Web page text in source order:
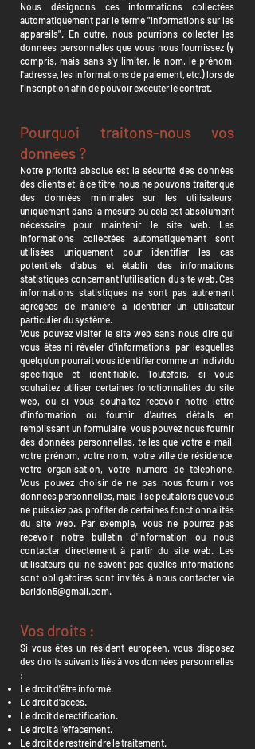
Nous désignons ces informations collectées
automatiquement par le terme "informations sur les
appareils". En outre, nous pourrions collecter les
données personnelles que vous nous fournissez (y
compris, mais sans s'y limiter, le nom, le prénom,
l'adresse, les informations de paiement, etc.) lors de
l'inscription afin de pouvoir exécuter le contrat.
Pourquoi traitons-nous vos
données ?
Notre priorité absolue est la sécurité des données
des clients et, à ce titre, nous ne pouvons traiter que
des données minimales sur les utilisateurs,
uniquement dans la mesure où cela est absolument
nécessaire pour maintenir le site web. Les
informations collectées automatiquement sont
utilisées uniquement pour identifier les cas
potentiels d'abus et établir des informations
statistiques concernant l'utilisation du site web. Ces
informations statistiques ne sont pas autrement
agrégées de manière à identifier un utilisateur
particulier du système.
Vous pouvez visiter le site web sans nous dire qui
vous êtes ni révéler d'informations, par lesquelles
quelqu'un pourrait vous identifier comme un individu
spécifique et identifiable. Toutefois, si vous
souhaitez utiliser certaines fonctionnalités du site
web, ou si vous souhaitez recevoir notre lettre
d'information ou fournir d'autres détails en
remplissant un formulaire, vous pouvez nous fournir
des données personnelles, telles que votre e-mail,
votre prénom, votre nom, votre ville de résidence,
votre organisation, votre numéro de téléphone.
Vous pouvez choisir de ne pas nous fournir vos
données personnelles, mais il se peut alors que vous
ne puissiez pas profiter de certaines fonctionnalités
du site web. Par exemple, vous ne pourrez pas
recevoir notre bulletin d'information ou nous
contacter directement à partir du site web. Les
utilisateurs qui ne savent pas quelles informations
sont obligatoires sont invités à nous contacter via
baridon5@gmail.com.
Vos droits :
Si vous êtes un résident européen, vous disposez
des droits suivants liés à vos données personnelles
:
Le droit d'être informé.
Le droit d'accès.
Le droit de rectification.
Le droit à l'effacement.
Le droit de restreindre le traitement.